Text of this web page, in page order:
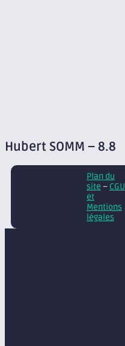
Hubert SOMM – 8.8
Plan du
site – CGU
et
Mentions
légales